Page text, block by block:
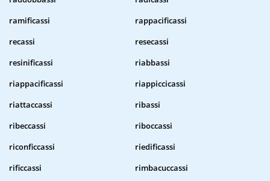
ramificassi
rappacificassi
recassi
resecassi
resinificassi
riabbassi
riappacificassi
riappiccicassi
riattaccassi
ribassi
ribeccassi
riboccassi
riconficcassi
riedificassi
rificcassi
rimbacuccassi